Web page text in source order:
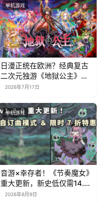
单机游戏
日漫正统在欧洲？经典复古
二次元独游《地狱公主》现
已EA上线
2026年7月17日
单机游戏
音游×幸存者！《节奏魔女》
重大更新，新史低仅需14.7
元2026年6月9日